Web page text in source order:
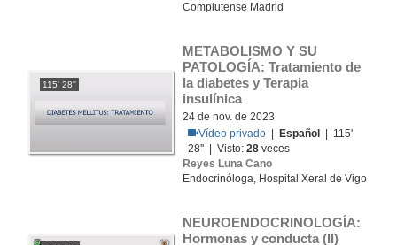
Complutense Madrid
115' 28''
METABOLISMO Y SU
PATOLOGÍA: Tratamiento de
la diabetes y Terapia
insulínica
24 de nov. de 2023
Vídeo privado
Español
| 115'
28'' | Visto:28 veces
Reyes Luna Cano
Endocrinóloga, Hospital Xeral de Vigo
NEUROENDOCRINOLOGÍA:
Hormonas y conducta (II)